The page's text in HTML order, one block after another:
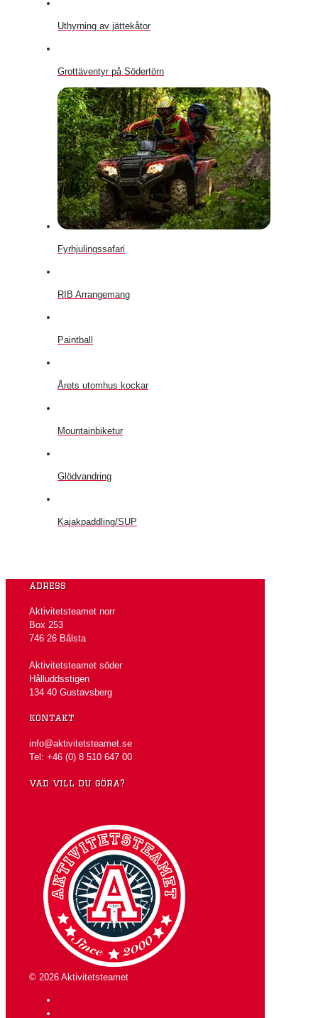
Uthyrning av jättekåtor
Grottäventyr på Södertörn
Fyrhjulingssafari
RIB Arrangemang
Paintball
Årets utomhus kockar
Mountainbiketur
Glödvandring
Kajakpaddling/SUP
adress
Aktivitetsteamet norr
Box 253
746 26 Bålsta
Aktivitetsteamet söder
Hålluddsstigen
134 40 Gustavsberg
kontakt
info@aktivitetsteamet.se
Tel: +46 (0) 8 510 647 00
vad vill du göra?
© 2026 Aktivitetsteamet